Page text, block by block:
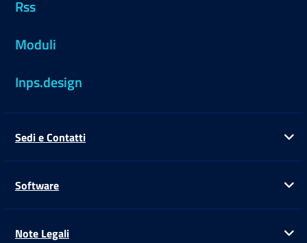
Rss
Moduli
Inps.design
Sedi e Contatti
Software
Note Legali